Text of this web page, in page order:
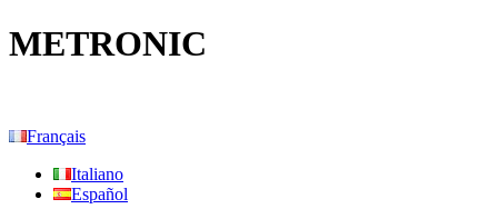
METRONIC
Français
Italiano
Español